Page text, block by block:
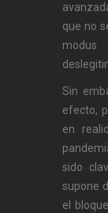
que no
modus
Sin
efecto,
en
sido
supone
el